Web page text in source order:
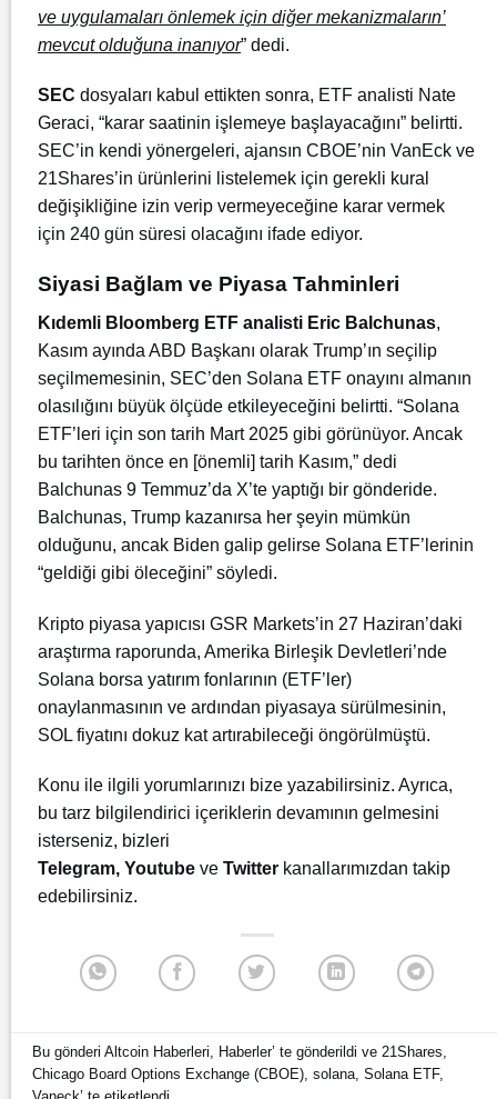
ve uygulamaları önlemek için diğer mekanizmaların’
mevcut olduğuna inanıyor” dedi.
SEC dosyaları kabul ettikten sonra, ETF analisti Nate
Geraci, “karar saatinin işlemeye başlayacağını” belirtti.
SEC’in kendi yönergeleri, ajansın CBOE’nin VanEck ve
21Shares’in ürünlerini listelemek için gerekli kural
değişikliğine izin verip vermeyeceğine karar vermek
için 240 gün süresi olacağını ifade ediyor.
Siyasi Bağlam ve Piyasa Tahminleri
Kıdemli Bloomberg ETF analisti Eric Balchunas,
Kasım ayında ABD Başkanı olarak Trump’ın seçilip
seçilmemesinin, SEC’den Solana ETF onayını almanın
olasılığını büyük ölçüde etkileyeceğini belirtti. “Solana
ETF’leri için son tarih Mart 2025 gibi görünüyor. Ancak
bu tarihten önce en [önemli] tarih Kasım,” dedi
Balchunas 9 Temmuz’da X’te yaptığı bir gönderide.
Balchunas, Trump kazanırsa her şeyin mümkün
olduğunu, ancak Biden galip gelirse Solana ETF’lerinin
“geldiği gibi öleceğini” söyledi.
Kripto piyasa yapıcısı GSR Markets’in 27 Haziran’daki
araştırma raporunda, Amerika Birleşik Devletleri’nde
Solana borsa yatırım fonlarının (ETF’ler)
onaylanmasının ve ardından piyasaya sürülmesinin,
SOL fiyatını dokuz kat artırabileceği öngörülmüştü.
Konu ile ilgili yorumlarınızı bize yazabilirsiniz. Ayrıca,
bu tarz bilgilendirici içeriklerin devamının gelmesini
isterseniz, bizleri
Telegram, Youtube ve Twitter kanallarımızdan takip
edebilirsiniz.
Bu gönderiAltcoin Haberleri Haberler’ te gönderildi ve 21Shares
Chicago Board Options Exchange (CBOE) ,solana ,Solana ETF,